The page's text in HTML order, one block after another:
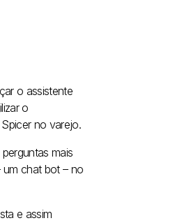
o assistente
o
no varejo.
mais
chat bot – no
e assim